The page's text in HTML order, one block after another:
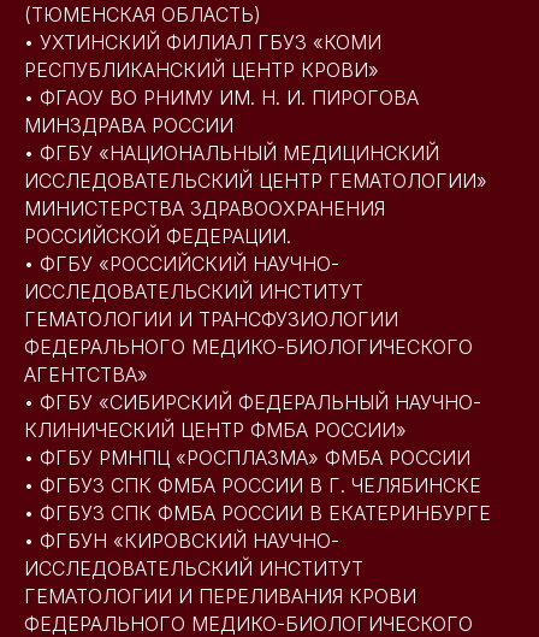
(ТЮМЕНСКАЯ ОБЛАСТЬ)
• УХТИНСКИЙ ФИЛИАЛ ГБУЗ «КОМИ
РЕСПУБЛИКАНСКИЙ ЦЕНТР КРОВИ»
• ФГАОУ ВО РНИМУ ИМ. Н. И. ПИРОГОВА
МИНЗДРАВА РОССИИ
• ФГБУ «НАЦИОНАЛЬНЫЙ МЕДИЦИНСКИЙ
ИССЛЕДОВАТЕЛЬСКИЙ ЦЕНТР ГЕМАТОЛОГИИ»
МИНИСТЕРСТВА ЗДРАВООХРАНЕНИЯ
РОССИЙСКОЙ ФЕДЕРАЦИИ.
• ФГБУ «РОССИЙСКИЙ НАУЧНО-
ИССЛЕДОВАТЕЛЬСКИЙ ИНСТИТУТ
ГЕМАТОЛОГИИ И ТРАНСФУЗИОЛОГИИ
ФЕДЕРАЛЬНОГО МЕДИКО-БИОЛОГИЧЕСКОГО
АГЕНТСТВА»
• ФГБУ «СИБИРСКИЙ ФЕДЕРАЛЬНЫЙ НАУЧНО-
КЛИНИЧЕСКИЙ ЦЕНТР ФМБА РОССИИ»
• ФГБУ РМНПЦ «РОСПЛАЗМА» ФМБА РОССИИ
• ФГБУЗ СПК ФМБА РОССИИ В Г. ЧЕЛЯБИНСКЕ
• ФГБУЗ СПК ФМБА РОССИИ В ЕКАТЕРИНБУРГЕ
• ФГБУН «КИРОВСКИЙ НАУЧНО-
ИССЛЕДОВАТЕЛЬСКИЙ ИНСТИТУТ
ГЕМАТОЛОГИИ И ПЕРЕЛИВАНИЯ КРОВИ
ФЕДЕРАЛЬНОГО МЕДИКО-БИОЛОГИЧЕСКОГО